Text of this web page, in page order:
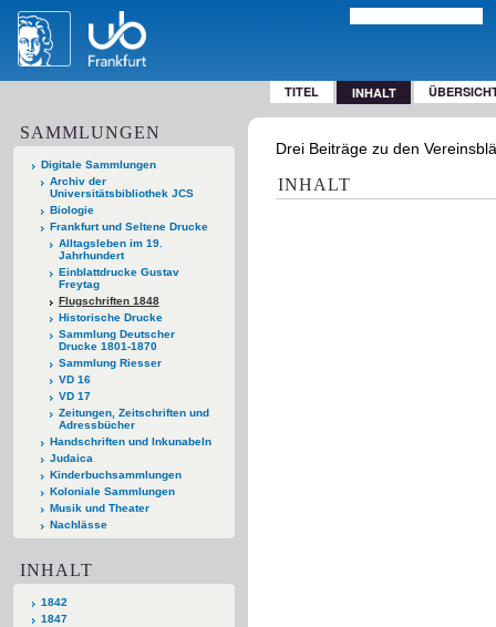
TITEL INHALT
SAMMLUNGEN
Digitale Sammlungen
Archiv der
Universitätsbibliothek JCS
Biologie
Frankfurt und Seltene Drucke
Alltagsleben im 19.
Jahrhundert
Einblattdrucke Gustav
Freytag
Flugschriften 1848
Historische Drucke
Sammlung Deutscher
Drucke 1801-1870
Sammlung Riesser
VD 16
VD 17
Zeitungen, Zeitschriften und
Adressbücher
Handschriften und Inkunabeln
Judaica
Kinderbuchsammlungen
Koloniale Sammlungen
Musik und Theater
Nachlässe
INHALT
1842
1847
Drei Beiträge zu den
INHALT